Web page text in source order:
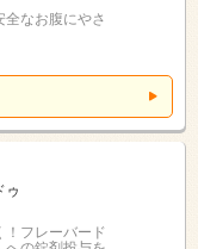
なお腹にやさ
！フレーバード